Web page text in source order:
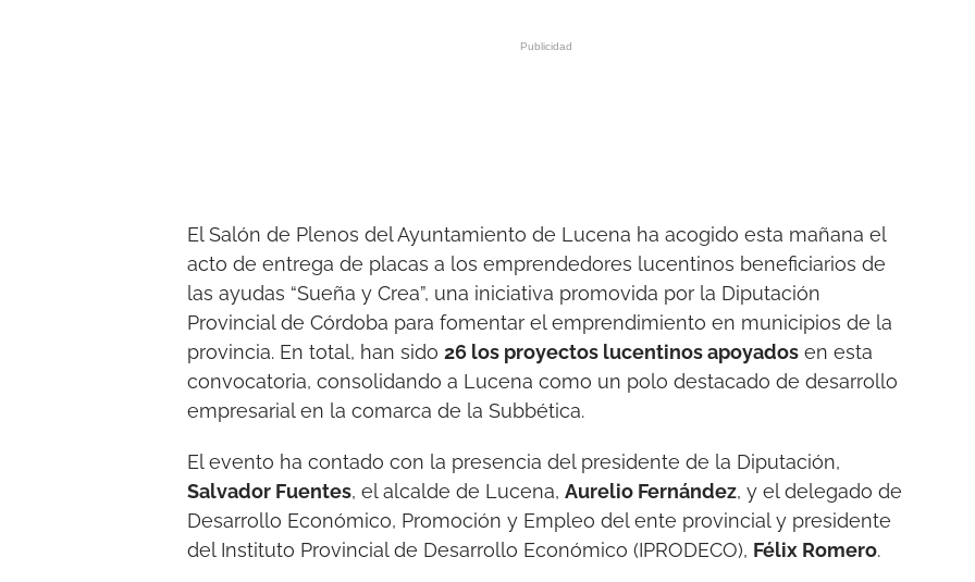
El Salón de Plenos del Ayuntamiento de Lucena ha acogido esta mañana el
acto de entrega de placas a los emprendedores lucentinos beneficiarios de
las ayudas “Sueña y Crea”, una iniciativa promovida por la Diputación
Provincial de Córdoba para fomentar el emprendimiento en municipios de la
provincia. En total, han sido 26 los proyectos lucentinos apoyados en esta
convocatoria, consolidando a Lucena como un polo destacado de desarrollo
empresarial en la comarca de la Subbética.
El evento ha contado con la presencia del presidente de la Diputación,
Salvador Fuentes, el alcalde de Lucena, Aurelio Fernández, y el delegado de
Desarrollo Económico, Promoción y Empleo del ente provincial y presidente
del Instituto Provincial de Desarrollo Económico (IPRODECO), Félix Romero.